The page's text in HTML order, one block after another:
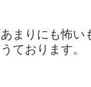
まりにも怖い
ております。